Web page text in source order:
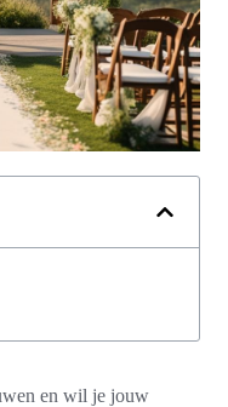
en wil je jouw